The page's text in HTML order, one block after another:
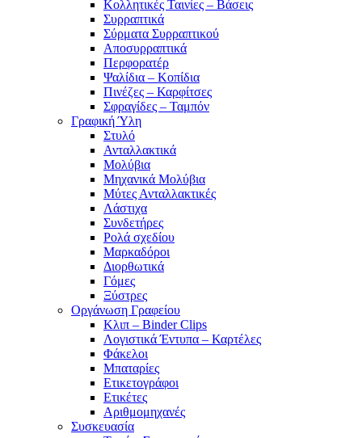
Κολλητικές Ταινίες – Βάσεις
Συρραπτικά
Σύρματα Συρραπτικού
Αποσυρραπτικά
Περφορατέρ
Ψαλίδια – Κοπίδια
Πινέζες – Καρφίτσες
Σφραγίδες – Ταμπόν
Γραφική Ύλη
Στυλό
Ανταλλακτικά
Μολύβια
Μηχανικά Μολύβια
Μύτες Ανταλλακτικές
Λάστιχα
Συνδετήρες
Ρολά σχεδίου
Μαρκαδόροι
Διορθωτικά
Γόμες
Ξύστρες
Οργάνωση Γραφείου
Κλιπ – Binder Clips
Λογιστικά Έντυπα – Καρτέλες
Φάκελοι
Μπαταρίες
Ετικετογράφοι
Ετικέτες
Αριθμομηχανές
Συσκευασία